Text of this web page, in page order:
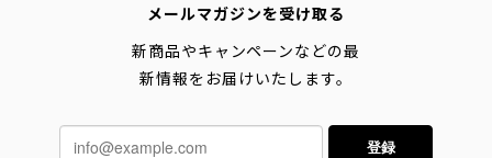
メールマガジンを受け取る
新商品やキャンペーンなどの最
新情報をお届けいたします。
登録